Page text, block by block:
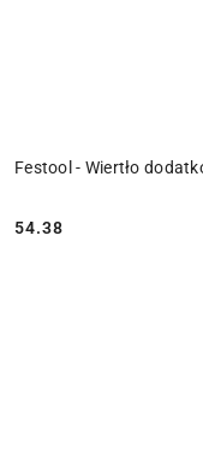
Festool - Wiertło
Cena:
54.38